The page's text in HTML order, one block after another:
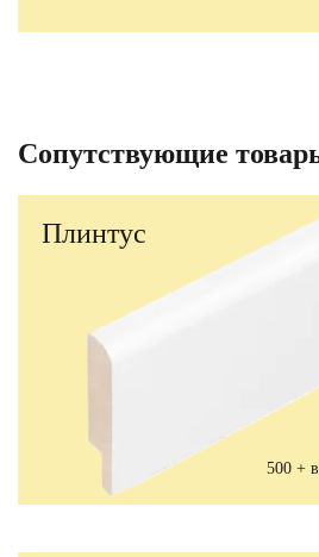
Сопутствующие
Плинтус
500 +